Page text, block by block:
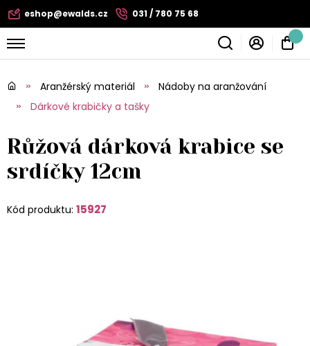
eshop@ewalds.cz 031 / 780 75 68
Aranžérský materiál
Nádoby na aranžování
Dárkové krabičky a tašky
Růžová dárková krabice se
srdíčky 12cm
Kód produktu: 15927